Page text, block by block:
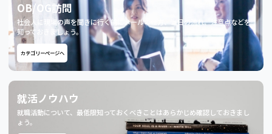
OB/OG訪問
社会人に現場の声を聞きに行く前にメールの仕方、当日の流れ、注意点などを
知っておきましょう。
カテゴリーページへ
就活ノウハウ
就職活動について、最低限知っておくべきことはあらかじめ確認しておきまし
ょう。